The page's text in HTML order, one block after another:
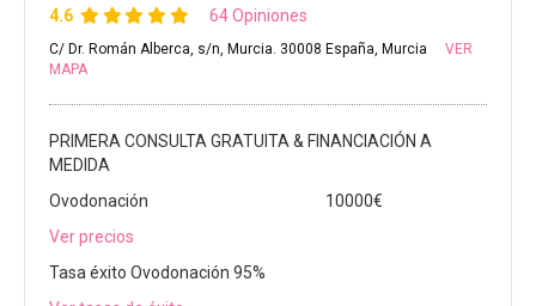
4.6 64 Opiniones
C/ Dr. Román Alberca, s/n, Murcia. 30008 España, Murcia
VER
MAPA
PRIMERA CONSULTA GRATUITA & FINANCIACIÓN A
MEDIDA
Ovodonación
10000€
Ver precios
Tasa éxito Ovodonación 95%